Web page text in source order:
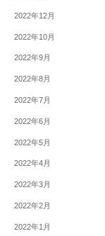
2022年12月
2022年10月
2022年9月
2022年8月
2022年7月
2022年6月
2022年5月
2022年4月
2022年3月
2022年2月
2022年1月